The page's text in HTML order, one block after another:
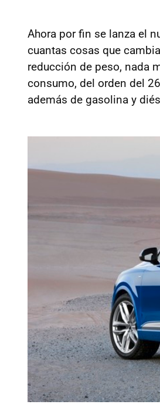
Ahora por fin se lanza el
cuantas cosas que
reducción de peso, nada
consumo, del orden del
además de gasolina y